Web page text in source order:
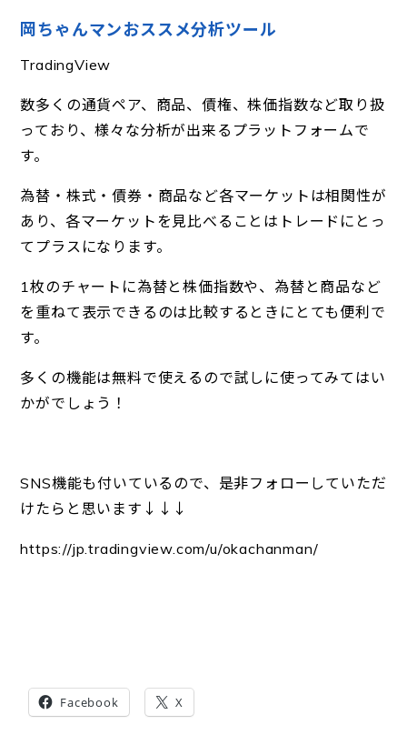
岡ちゃんマンおススメ分析ツール
TradingView
数多くの通貨ペア、商品、債権、株価指数など取り扱
っており、様々な分析が出来るプラットフォームで
す。
為替・株式・債券・商品など各マーケットは相関性が
あり、各マーケットを見比べることはトレードにとっ
てプラスになります。
1枚のチャートに為替と株価指数や、為替と商品など
を重ねて表示できるのは比較するときにとても便利で
す。
多くの機能は無料で使えるので試しに使ってみてはい
かがでしょう！
SNS機能も付いているので、是非フォローしていただ
けたらと思います↓↓↓
https://jp.tradingview.com/u/okachanman/
Facebook X